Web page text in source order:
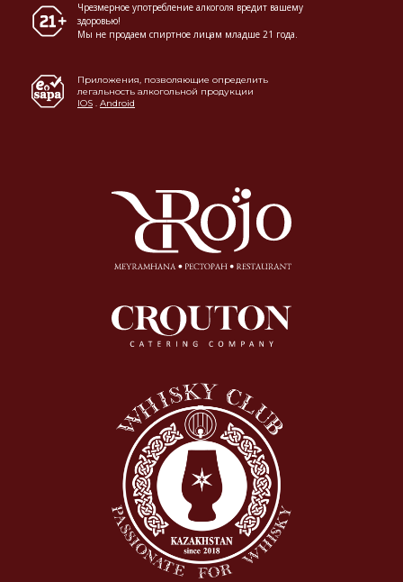
Чрезмерное употребление алкоголя вредит вашему
здоровью!
Мы не продаем спиртное лицам младше 21 года.
Приложения, позволяющие определить
легальность алкогольной продукции
IOS . Android